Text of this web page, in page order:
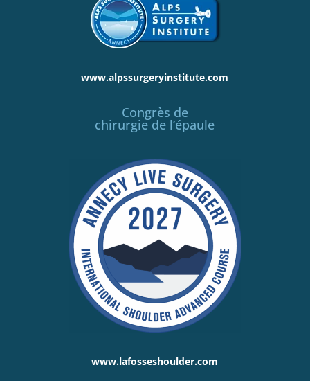
www.alpssurgeryinstitute.com
Congrès de
chirurgie de l’épaule
www.lafosseshoulder.com